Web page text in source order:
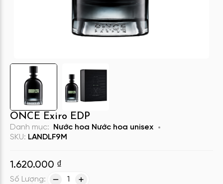
ONCE Exiro EDP
Danh mục: Nước hoa Nước hoa unisex
SKU: LANDLF9M
1.620.000 ₫
Số Lượng: 1